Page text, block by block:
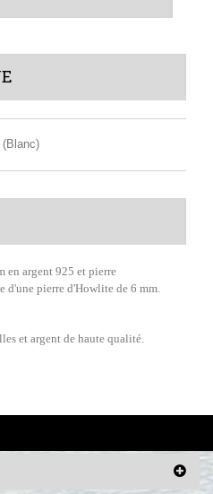
(Blanc)
en argent 925 et pierre
d'une pierre d'Howlite de 6 mm.
et argent de haute qualité.